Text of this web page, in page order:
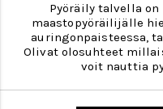
Pyöräily talvella
maastopyöräilijälle
auringonpaisteessa,
Olivat olosuhteet
voit nauttia